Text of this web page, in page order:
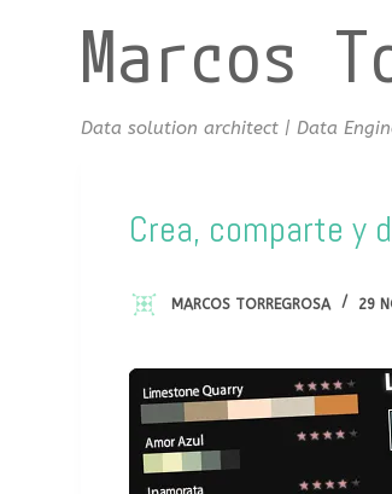
Marcos
Data solution architect | Data
Crea, comparte y
MARCOS TORREGROSA 29